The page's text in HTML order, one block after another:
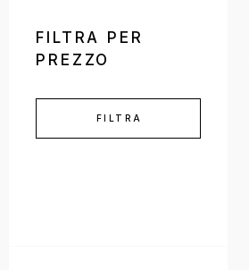
FILTRA PER
PREZZO
FILTRA